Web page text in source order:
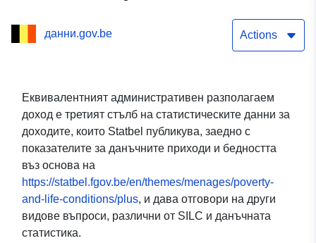
възраст 25—44 години
данни.gov.be Actions
Еквивалентният административен разполагаем
доход е третият стълб на статистическите данни за
доходите, които Statbel публикува, заедно с
показателите за данъчните приходи и бедността
въз основа на
https://statbel.fgov.be/en/themes/menages/poverty-
and-life-conditions/plus, и дава отговори на други
видове въпроси, различни от SILC и данъчната
статистика.